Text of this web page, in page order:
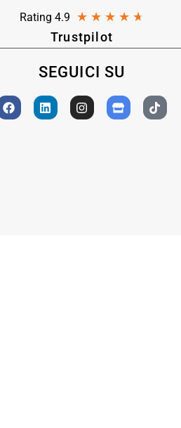
Rating 4.9 ★ ★ ★ ★ ★
Trustpilot
SEGUICI SU